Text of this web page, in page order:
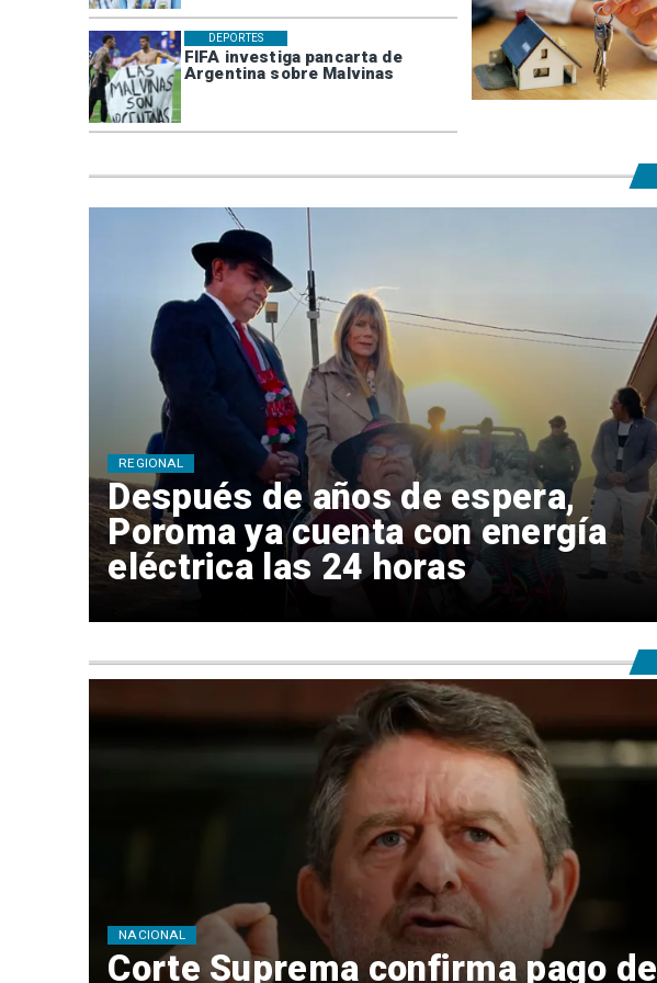
FIFA investiga pancarta de
Argentina sobre Malvinas
DEPORTES
Después de años de espera,
Poroma ya cuenta con energía
eléctrica las 24 horas
REGIONAL
Corte Suprema confirma pago de
NACIONAL